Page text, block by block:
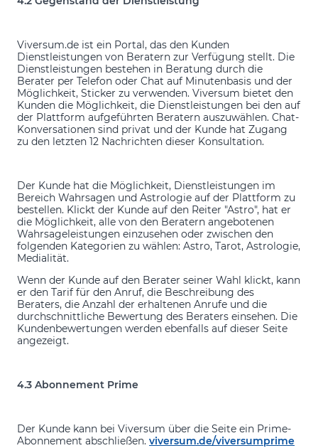
Viversum.de ist ein Portal, das den Kunden
Dienstleistungen von Beratern zur Verfügung stellt. Die
Dienstleistungen bestehen in Beratung durch die
Berater per Telefon oder Chat auf Minutenbasis und der
Möglichkeit, Sticker zu verwenden. Viversum bietet den
Kunden die Möglichkeit, die Dienstleistungen bei den auf
der Plattform aufgeführten Beratern auszuwählen. Chat-
Konversationen sind privat und der Kunde hat Zugang
zu den letzten 12 Nachrichten dieser Konsultation.
Der Kunde hat die Möglichkeit, Dienstleistungen im
Bereich Wahrsagen und Astrologie auf der Plattform zu
bestellen. Klickt der Kunde auf den Reiter "Astro", hat er
die Möglichkeit, alle von den Beratern angebotenen
Wahrsageleistungen einzusehen oder zwischen den
folgenden Kategorien zu wählen: Astro, Tarot, Astrologie,
Medialität.
Wenn der Kunde auf den Berater seiner Wahl klickt, kann
er den Tarif für den Anruf, die Beschreibung des
Beraters, die Anzahl der erhaltenen Anrufe und die
durchschnittliche Bewertung des Beraters einsehen. Die
Kundenbewertungen werden ebenfalls auf dieser Seite
angezeigt.
4.3 Abonnement Prime
Der Kunde kann bei Viversum über die Seite ein Prime-
Abonnement abschließen. viversum.de/viversumprime